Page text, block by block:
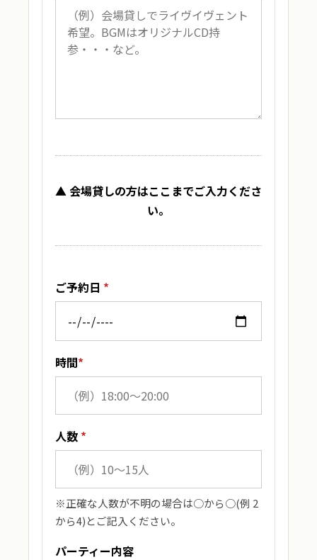
▲ 会場貸しの方はここまでご入力くださ
い。
ご予約日 *
時間*
人数 *
※正確な人数が不明の場合は○から○(例 2
から4)とご記入ください。
パーティー内容